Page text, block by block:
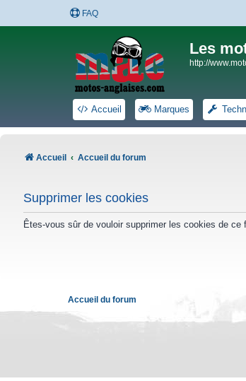
FAQ
Les
http://
Accueil Marques
Accueil Accueil du forum
Supprimer les cookies
Êtes-vous sûr de vouloir supprimer les cookies de ce
Accueil du forum